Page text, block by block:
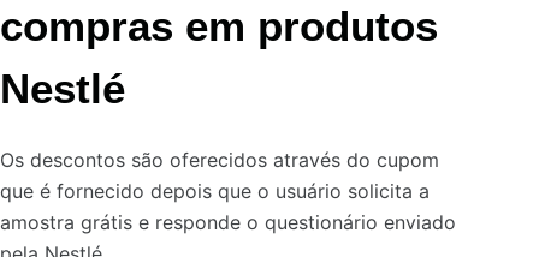
compras em produtos
Nestlé
Os descontos são oferecidos através do cupom
que é fornecido depois que o usuário solicita a
amostra grátis e responde o questionário enviado